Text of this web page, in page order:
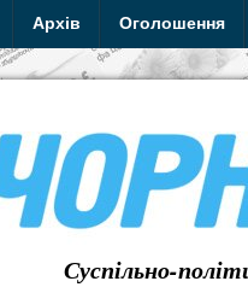
Архів Оголошення
Суспільно-